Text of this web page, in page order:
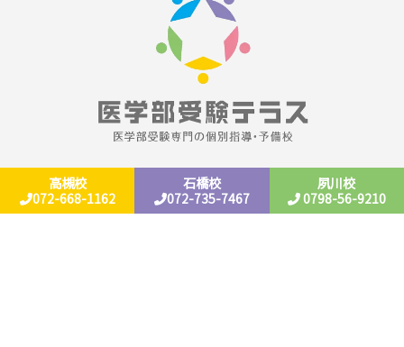
ホーム
ご入学までの流れ
数学の勉強法
高槻校
072-668-1162
石橋校
072-735-7467
夙川校
0798-56-9210